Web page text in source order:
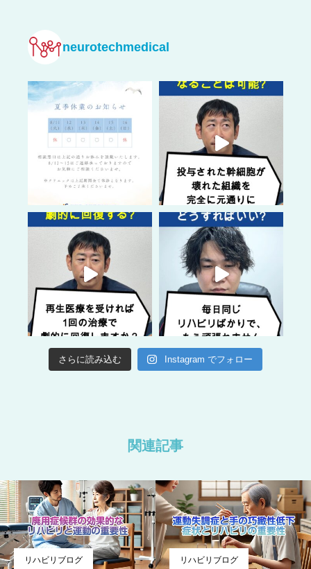
neurotechmedical
さらに読み込む Instagram でフォロー
関連記事
リハビリブログ リハビリブログ